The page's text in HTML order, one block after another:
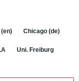
Chicago (de)
Uni. Freiburg